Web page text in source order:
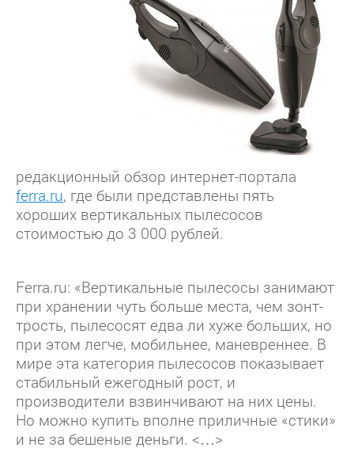
редакционный обзор интернет-портала
ferra.ru, где были представлены пять
хороших вертикальных пылесосов
стоимостью до 3 000 рублей.
Ferra.ru: «Вертикальные пылесосы занимают
при хранении чуть больше места, чем зонт-
трость, пылесосят едва ли хуже больших, но
при этом легче, мобильнее, маневреннее. В
мире эта категория пылесосов показывает
стабильный ежегодный рост, и
производители взвинчивают на них цены.
Но можно купить вполне приличные «стики»
и не за бешеные деньги. <…>